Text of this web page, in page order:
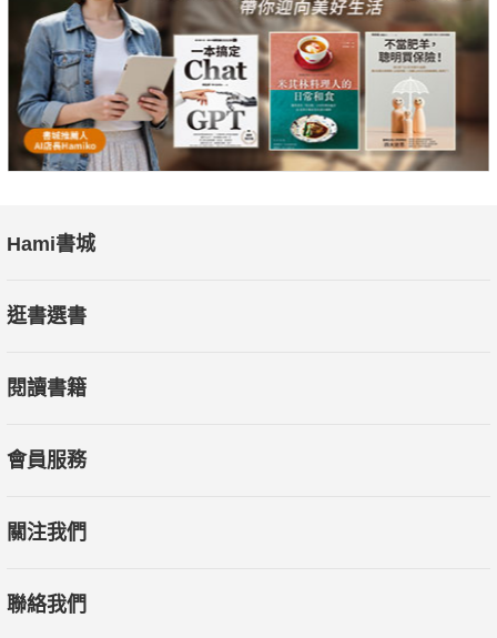
Hami書城
逛書選書
閱讀書籍
會員服務
關注我們
聯絡我們